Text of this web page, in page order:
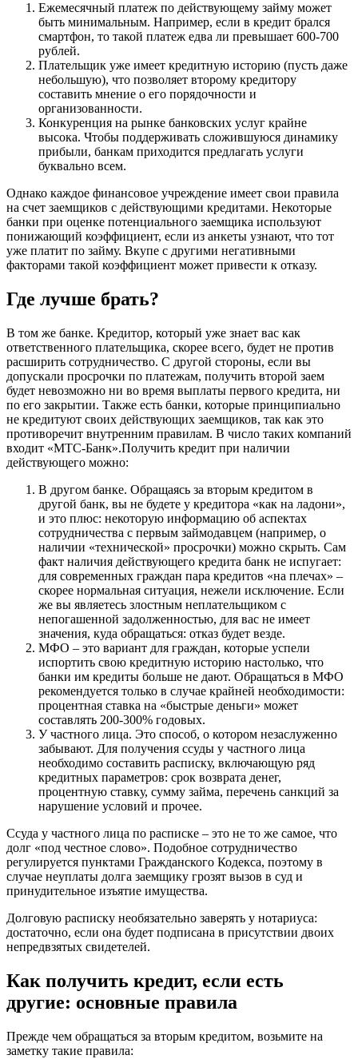
Ежемесячный платеж по действующему займу может
быть минимальным. Например, если в кредит брался
смартфон, то такой платеж едва ли превышает 600-700
рублей.
Плательщик уже имеет кредитную историю (пусть даже
небольшую), что позволяет второму кредитору
составить мнение о его порядочности и
организованности.
Конкуренция на рынке банковских услуг крайне
высока. Чтобы поддерживать сложившуюся динамику
прибыли, банкам приходится предлагать услуги
буквально всем.
Однако каждое финансовое учреждение имеет свои правила
на счет заемщиков с действующими кредитами. Некоторые
банки при оценке потенциального заемщика используют
понижающий коэффициент, если из анкеты узнают, что тот
уже платит по займу. Вкупе с другими негативными
факторами такой коэффициент может привести к отказу.
Где лучше брать?
В том же банке. Кредитор, который уже знает вас как
ответственного плательщика, скорее всего, будет не против
расширить сотрудничество. С другой стороны, если вы
допускали просрочки по платежам, получить второй заем
будет невозможно ни во время выплаты первого кредита, ни
по его закрытии. Также есть банки, которые принципиально
не кредитуют своих действующих заемщиков, так как это
противоречит внутренним правилам. В число таких компаний
входит «МТС-Банк».Получить кредит при наличии
действующего можно:
В другом банке. Обращаясь за вторым кредитом в
другой банк, вы не будете у кредитора «как на ладони»,
и это плюс: некоторую информацию об аспектах
сотрудничества с первым займодавцем (например, о
наличии «технической» просрочки) можно скрыть. Сам
факт наличия действующего кредита банк не испугает:
для современных граждан пара кредитов «на плечах» –
скорее нормальная ситуация, нежели исключение. Если
же вы являетесь злостным неплательщиком с
непогашенной задолженностью, для вас не имеет
значения, куда обращаться: отказ будет везде.
МФО – это вариант для граждан, которые успели
испортить свою кредитную историю настолько, что
банки им кредиты больше не дают. Обращаться в МФО
рекомендуется только в случае крайней необходимости:
процентная ставка на «быстрые деньги» может
составлять 200-300% годовых.
У частного лица. Это способ, о котором незаслуженно
забывают. Для получения ссуды у частного лица
необходимо составить расписку, включающую ряд
кредитных параметров: срок возврата денег,
процентную ставку, сумму займа, перечень санкций за
нарушение условий и прочее.
Ссуда у частного лица по расписке – это не то же самое, что
долг «под честное слово». Подобное сотрудничество
регулируется пунктами Гражданского Кодекса, поэтому в
случае неуплаты долга заемщику грозят вызов в суд и
принудительное изъятие имущества.
Долговую расписку необязательно заверять у нотариуса:
достаточно, если она будет подписана в присутствии двоих
непредвзятых свидетелей.
Как получить кредит, если есть
другие: основные правила
Прежде чем обращаться за вторым кредитом, возьмите на
заметку такие правила: